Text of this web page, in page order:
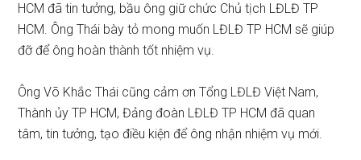
HCM đã tin tưởng, bầu ông giữ chức Chủ tịch LĐLĐ TP
HCM. Ông Thái bày tỏ mong muốn LĐLĐ TP HCM sẽ giúp
đỡ để ông hoàn thành tốt nhiệm vụ.
Ông Võ Khắc Thái cũng cảm ơn Tổng LĐLĐ Việt Nam,
Thành ủy TP HCM, Đảng đoàn LĐLĐ TP HCM đã quan
tâm, tin tưởng, tạo điều kiện để ông nhận nhiệm vụ mới.